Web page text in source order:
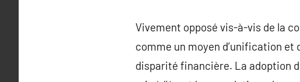
Vivement opposé vis-à-vis de la
comme un moyen d’unification
disparité financière. La adoption